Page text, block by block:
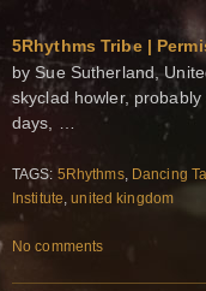
5Rhythms Tribe |
by Sue Sutherland,
skyclad howler,
days, …
TAGS: 5Rhythms, Dancing
Institute,united kingdom
No comments